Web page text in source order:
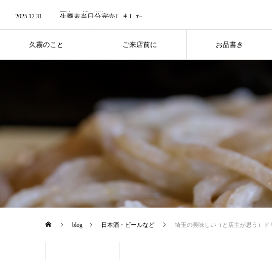
久霧のこと
ご来店前に
お品書き
2025.12.31 生蕎麦当日分完売しました
2025.12.14 ～2025 12/6（火）日本テレビ news every.特集に取り上げていただきました～
2026.05.13 益子へ 器の旅
blog 日本酒・ビールなど 埼玉の美味しい（と店主が思う）ド